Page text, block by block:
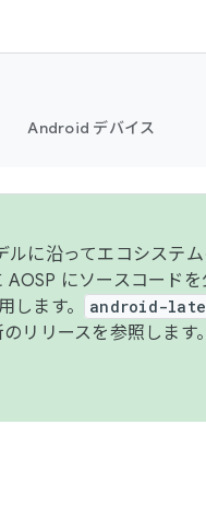
Android デバイス
に沿ってエコシステ
にソースコード
します。 android-
リリースを参照します